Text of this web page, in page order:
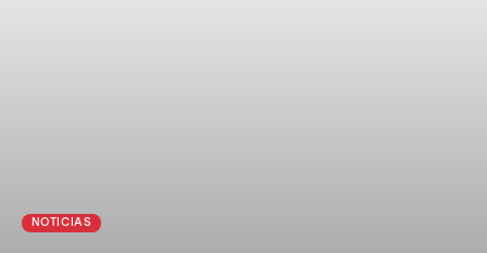
NOTICIAS